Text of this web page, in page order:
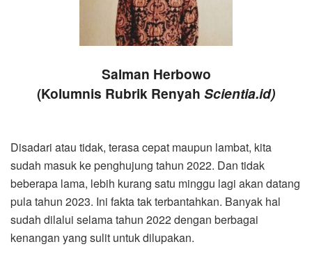
Salman Herbowo
(Kolumnis Rubrik Renyah Scientia.id)
Disadari atau tidak, terasa cepat maupun lambat, kita
sudah masuk ke penghujung tahun 2022. Dan tidak
beberapa lama, lebih kurang satu minggu lagi akan datang
pula tahun 2023. Ini fakta tak terbantahkan. Banyak hal
sudah dilalui selama tahun 2022 dengan berbagai
kenangan yang sulit untuk dilupakan.